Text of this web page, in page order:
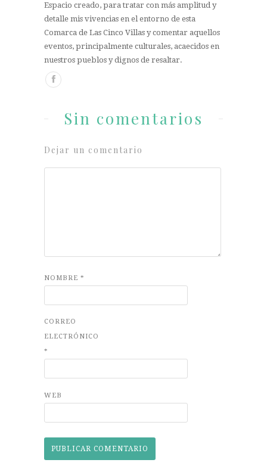
Espacio creado, para tratar con más amplitud y
detalle mis vivencias en el entorno de esta
Comarca de Las Cinco Villas y comentar aquellos
eventos, principalmente culturales, acaecidos en
nuestros pueblos y dignos de resaltar.
Sin comentarios
Dejar un comentario
NOMBRE *
CORREO
ELECTRÓNICO
*
WEB